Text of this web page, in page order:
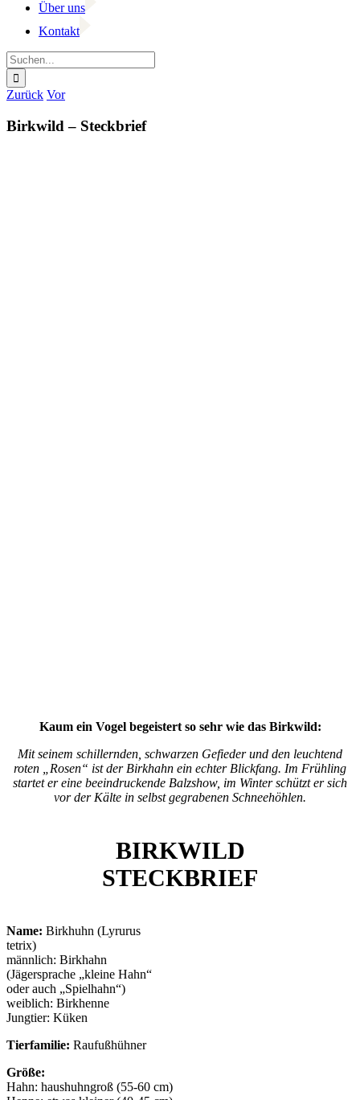
Über uns
Kontakt
Suche
nach:
Facebook
YouTube
Instagram
Zurück Vor
Birkwild – Steckbrief
Kaum ein Vogel begeistert so sehr wie das Birkwild:
Mit seinem schillernden, schwarzen Gefieder und den leuchtend
roten „Rosen“ ist der Birkhahn ein echter Blickfang. Im Frühling
startet er eine beeindruckende Balzshow, im Winter schützt er sich
vor der Kälte in selbst gegrabenen Schneehöhlen.
BIRKWILD
STECKBRIEF
Name: Birkhuhn (Lyrurus
tetrix)
männlich: Birkhahn
(Jägersprache „kleine Hahn“
oder auch „Spielhahn“)
weiblich: Birkhenne
Jungtier: Küken
Tierfamilie: Raufußhühner
Größe:
Hahn: haushuhngroß (55-60 cm)